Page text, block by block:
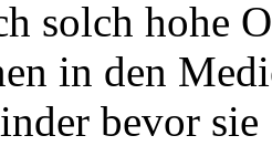
solch hohe
in den
bevor